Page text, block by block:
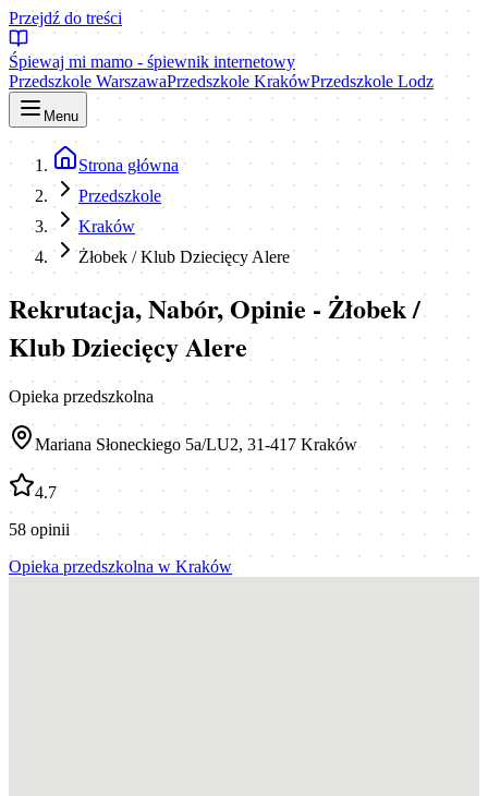
Przejdź do treści
Śpiewaj mi mamo - śpiewnik internetowy
Przedszkole WarszawaPrzedszkole KrakówPrzedszkole Lodz
Menu
Strona główna
Przedszkole
Kraków
Żłobek / Klub Dziecięcy Alere
Rekrutacja, Nabór, Opinie - Żłobek /
Klub Dziecięcy Alere
Opieka przedszkolna
Mariana Słoneckiego 5a/LU2, 31-417 Kraków
4.7
58 opinii
Opieka przedszkolna w Kraków